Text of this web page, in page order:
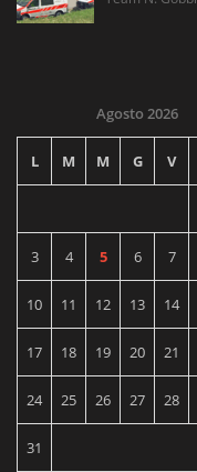
Agosto 2026
L M M G V
3 4 5 6 7
10 11 12 13 14
17 18 19 20 21
24 25 26 27 28
31